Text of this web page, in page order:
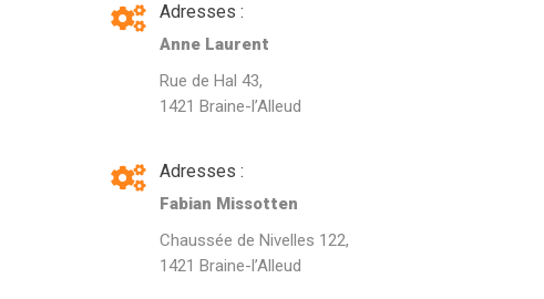
Adresses :
Anne Laurent
Rue de Hal 43,
1421 Braine-l’Alleud
Adresses :
Fabian Missotten
Chaussée de Nivelles 122,
1421 Braine-l’Alleud